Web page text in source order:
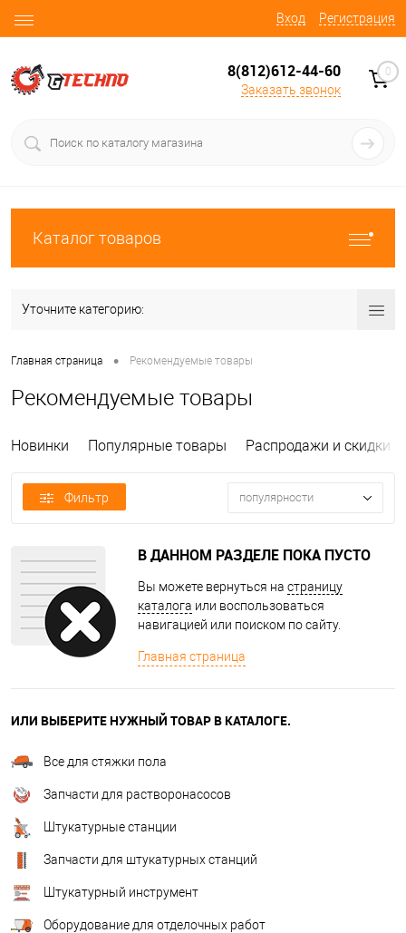
Вход Регистрация
8(812)612-44-60
Заказать звонок
0
Каталог товаров
Уточните категорию:
Главная страница • Рекомендуемые товары
Рекомендуемые товары
Новинки Популярные товары Распродажи и скидки
Фильтр популярности
В ДАННОМ РАЗДЕЛЕ ПОКА ПУСТО
Вы можете вернуться на страницу
каталога или воспользоваться
навигацией или поиском по сайту.
Главная страница
ИЛИ ВЫБЕРИТЕ НУЖНЫЙ ТОВАР В КАТАЛОГЕ.
Все для стяжки пола
Запчасти для растворонасосов
Штукатурные станции
Запчасти для штукатурных станций
Штукатурный инструмент
Оборудование для отделочных работ